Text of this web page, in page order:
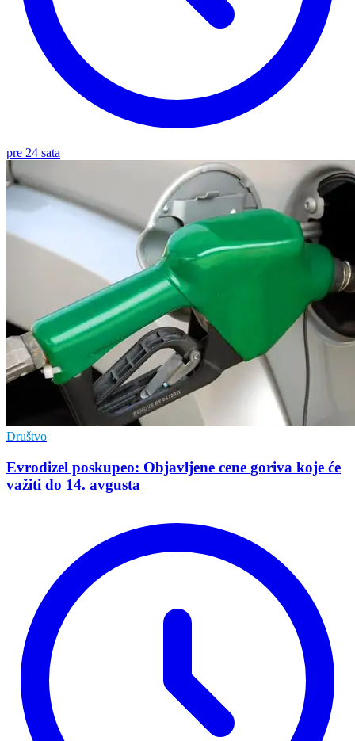
pre 24 sata
Društvo
Evrodizel poskupeo: Objavljene cene goriva koje će
važiti do 14. avgusta